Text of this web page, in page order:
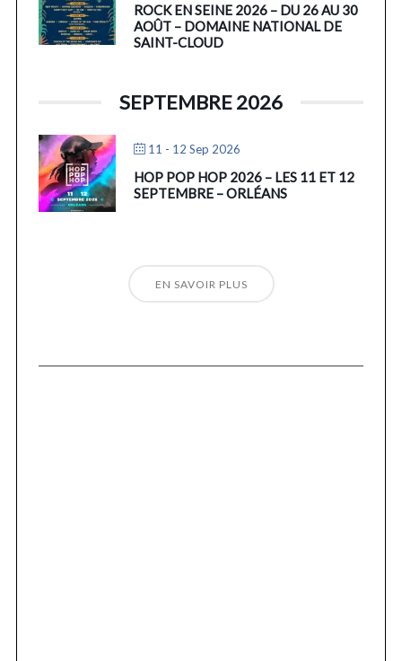
ROCK EN SEINE 2026 – DU 26 AU 30
AOÛT – DOMAINE NATIONAL DE
SAINT-CLOUD
SEPTEMBRE 2026
11 - 12 Sep 2026
HOP POP HOP 2026 – LES 11 ET 12
SEPTEMBRE – ORLÉANS
EN SAVOIR PLUS